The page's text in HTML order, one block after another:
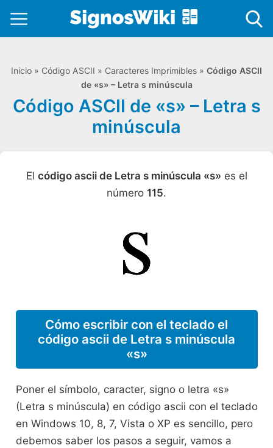
Inicio » Código ASCII » Caracteres Imprimibles » Código ASCII
de «s» – Letra s minúscula
Código ASCII de «s» – Letra s
minúscula
El código ascii de Letra s minúscula «s» es el
número 115.
Cómo escribir con el teclado el
código ascii de Letra s minúscula
«s»
Poner el símbolo, caracter, signo o letra «s»
(Letra s minúscula) en código ascii con el teclado
en Windows 10, 8, 7, Vista o XP es sencillo, pero
debemos saber los pasos a seguir, vamos a